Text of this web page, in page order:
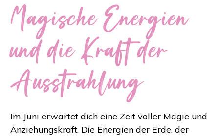
Magische Energien
und die Kraft der
Ausstrahlung
Im Juni erwartet dich eine Zeit voller Magie und
Anziehungskraft. Die Energien der Erde, der